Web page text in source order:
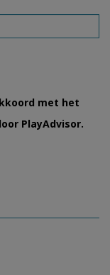
met het
PlayAdvisor.